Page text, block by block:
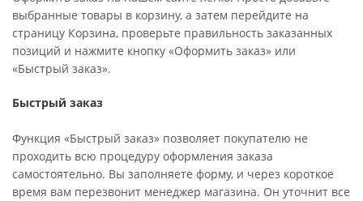
выбранные товары в корзину, а затем перейдите на
страницу Корзина, проверьте правильность заказанных
позиций и нажмите кнопку «Оформить заказ» или
«Быстрый заказ».
Быстрый заказ
Функция «Быстрый заказ» позволяет покупателю не
проходить всю процедуру оформления заказа
самостоятельно. Вы заполняете форму, и через короткое
время вам перезвонит менеджер магазина. Он уточнит все